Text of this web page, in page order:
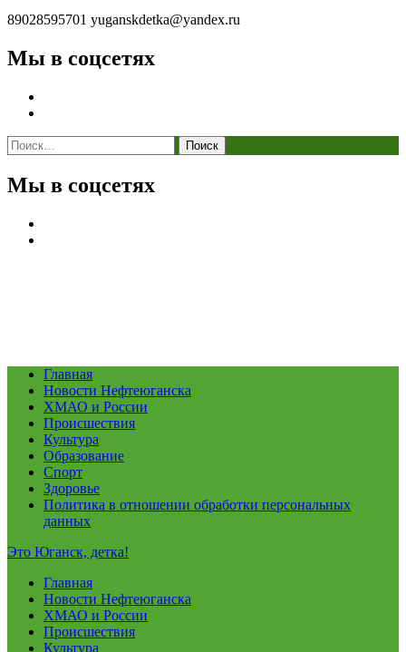
89028595701 yuganskdetka@yandex.ru
Мы в соцсетях
Найти:
Мы в соцсетях
Главная
Новости Нефтеюганска
ХМАО и России
Происшествия
Культура
Образование
Спорт
Здоровье
Политика в отношении обработки персональных
данных
Это Юганск, детка!
Главная
Новости Нефтеюганска
ХМАО и России
Происшествия
Культура